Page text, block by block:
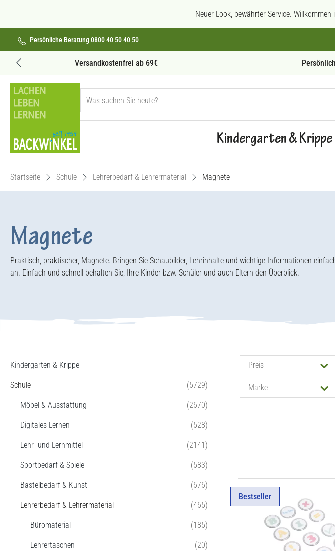
Neuer Look, bewährter Service.
Persönliche Beratung 0800 40 50 40 50
Versandkostenfrei ab 69€
Kindergarten & Krippe
Startseite Schule Lehrerbedarf & Lehrermaterial Magnete
Magnete
Praktisch, praktischer, Magnete. Bringen Sie Schaubilder, Lehrinhalte und wichtige Informationen
an. Einfach und schnell behalten Sie, Ihre Kinder bzw. Schüler und auch Eltern den Überblick.
Kindergarten & Krippe
Schule (5729)
Möbel & Ausstattung (2670)
Digitales Lernen (528)
Lehr- und Lernmittel (2141)
Sportbedarf & Spiele (583)
Bastelbedarf & Kunst (676)
Lehrerbedarf & Lehrermaterial (465)
Büromaterial (185)
Lehrertaschen (20)
Preis
Marke
Bestseller